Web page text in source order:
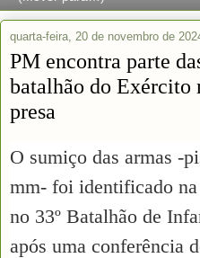
quarta-feira, 20 de novembro de
PM encontra parte
batalhão do Exército
presa
O sumiço das armas -
mm- foi identificado
no 33º Batalhão de
após uma conferência